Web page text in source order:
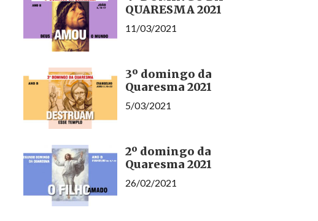
QUARESMA 2021
11/03/2021
3º domingo da
Quaresma 2021
5/03/2021
2º domingo da
Quaresma 2021
26/02/2021